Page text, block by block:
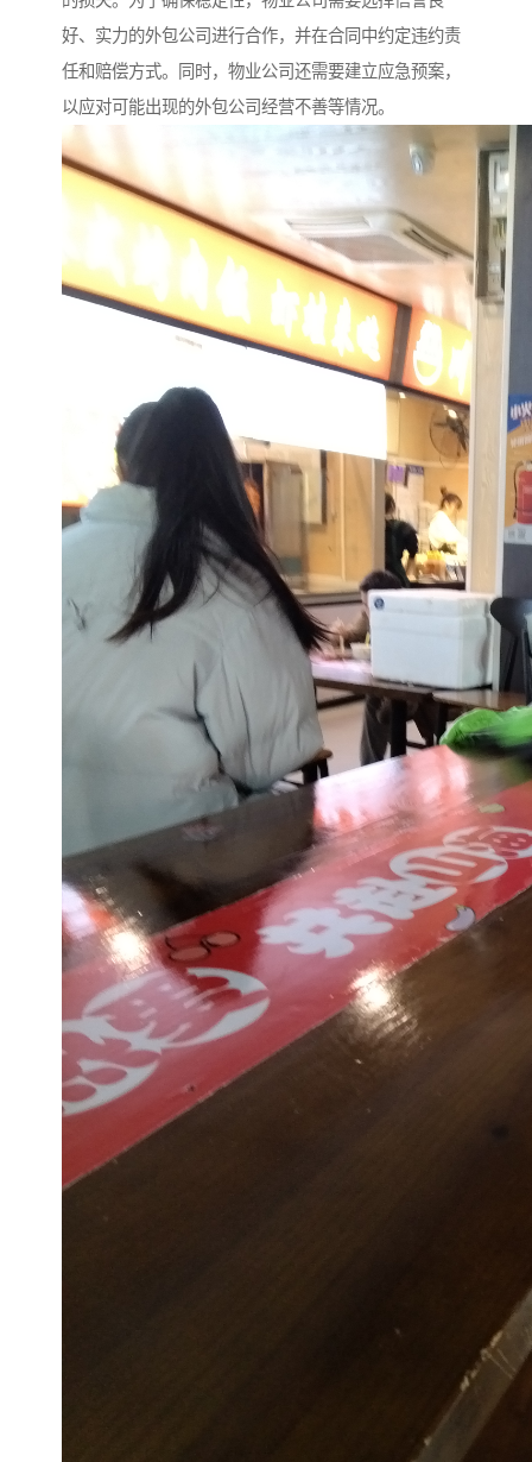
好、实力的外包公司进行合作，并在合同中约定违约责
任和赔偿方式。同时，物业公司还需要建立应急预案，
以应对可能出现的外包公司经营不善等情况。